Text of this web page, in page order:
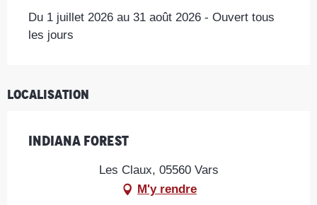
Du 1 juillet 2026 au 31 août 2026 - Ouvert tous
les jours
Localisation
Indiana Forest
Les Claux, 05560 Vars
M'y rendre